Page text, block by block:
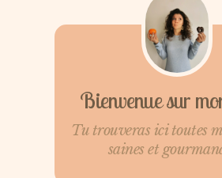
Bienvenue sur
Tu trouveras ici toutes
saines et